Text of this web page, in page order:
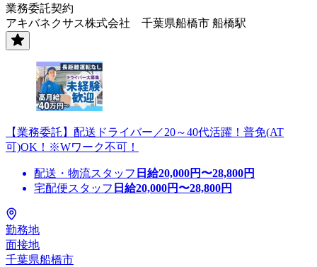
業務委託契約
アキバネクサス株式会社 千葉県船橋市 船橋駅
【業務委託】配送ドライバー／20～40代活躍！普免(AT
可)OK！※Wワーク不可！
配送・物流スタッフ 日給20,000円〜28,800円
宅配便スタッフ 日給20,000円〜28,800円
勤務地
面接地
千葉県船橋市